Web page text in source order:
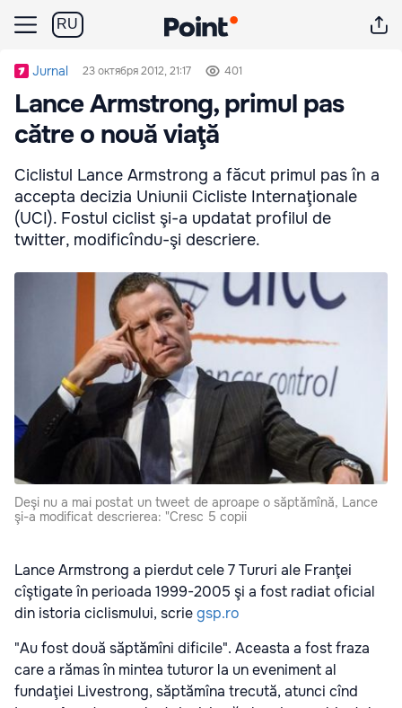
RU
Jurnal 23 октября 2012, 21:17 401
Lance Armstrong, primul pas
către o nouă viaţă
Ciclistul Lance Armstrong a făcut primul pas în a
accepta decizia Uniunii Cicliste Internaţionale
(UCI). Fostul ciclist şi-a updatat profilul de
twitter, modificîndu-şi descriere.
Deşi nu a mai postat un tweet de aproape o săptămînă, Lance
şi-a modificat descrierea: "Cresc 5 copii
Lance Armstrong a pierdut cele 7 Tururi ale Franţei
cîştigate în perioada 1999-2005 şi a fost radiat oficial
din istoria ciclismului, scriegsp.ro
"Au fost două săptămîni dificile". Aceasta a fost fraza
care a rămas în mintea tuturor la un eveniment al
fundaţiei Livestrong, săptămîna trecută, atunci cînd